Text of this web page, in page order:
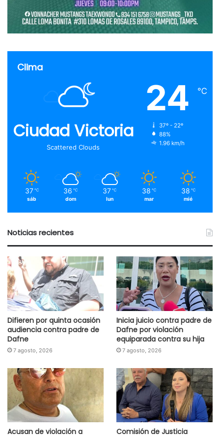
Clima
Ciudad Victoria
Scattered Clouds
24 ℃
37º - 22º
88%
1.96 km/h
37 ℃
sáb
36 ℃
dom
37 ℃
lun
38 ℃
mar
38 ℃
mié
Noticias recientes
Difieren por quinta ocasión
audiencia contra padre de
Dafne
7 agosto, 2026
Inicia juicio contra padre de
Dafne por violación
equiparada contra su hija
7 agosto, 2026
Acusan de violación a Comisión de Justicia